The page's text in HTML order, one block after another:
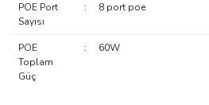
POE Port
Sayısı
: 8 port poe
POE
Toplam
Güç
: 60W